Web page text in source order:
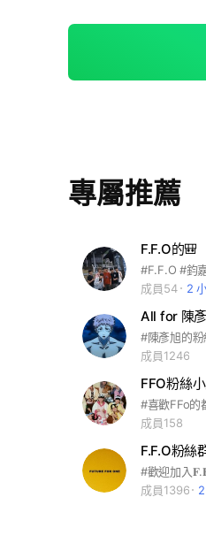
專屬推薦
F.F.O的🎒
成員54 2
All for 陳
#陳彥旭的
成員1246
FFO粉絲
#喜歡FFo的
成員158
F.F.O粉絲
成員1396